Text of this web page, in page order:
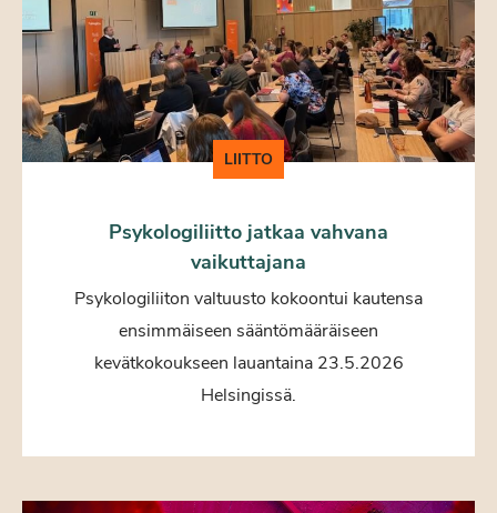
LIITTO
Psykologiliitto jatkaa vahvana
vaikuttajana
Psykologiliiton valtuusto kokoontui kautensa
ensimmäiseen sääntömääräiseen
kevätkokoukseen lauantaina 23.5.2026
Helsingissä.